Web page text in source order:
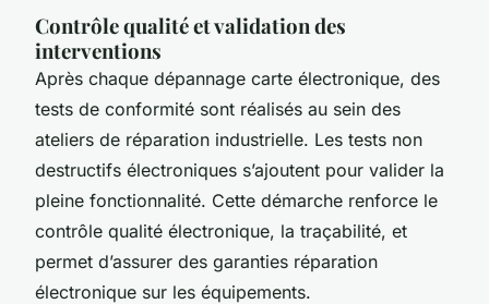
Contrôle qualité et validation des
interventions
Après chaque dépannage carte électronique, des
tests de conformité sont réalisés au sein des
ateliers de réparation industrielle. Les tests non
destructifs électroniques s’ajoutent pour valider la
pleine fonctionnalité. Cette démarche renforce le
contrôle qualité électronique, la traçabilité, et
permet d’assurer des garanties réparation
électronique sur les équipements.